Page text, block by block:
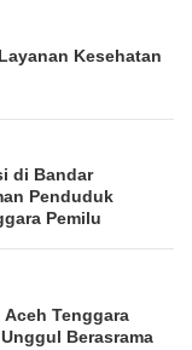
Kesehatan
di Bandar
Penduduk
Pemilu
Tenggara
Berasrama